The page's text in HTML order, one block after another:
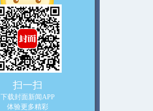
扫一扫
下载封面新闻APP
体验更多精彩